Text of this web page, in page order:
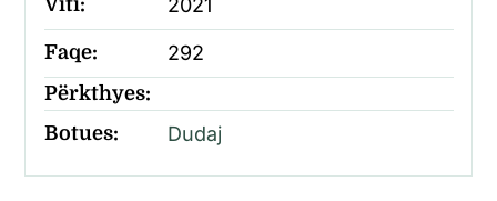
2021
Faqe: 292
Përkthyes:
Botues:
Dudaj